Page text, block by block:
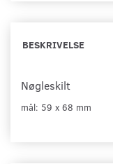
BESKRIVELSE
Nøgleskilt
mål: 59 x 68 mm